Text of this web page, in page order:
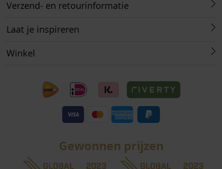
Verzend- en retourinformatie
Laat je inspireren
Winkel
Gewonnen prijzen